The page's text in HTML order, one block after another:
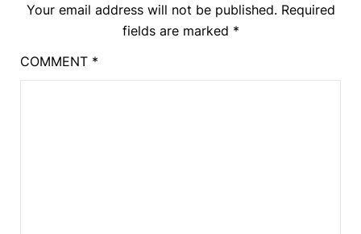
Your email address will not be published. Required
fields are marked *
COMMENT *